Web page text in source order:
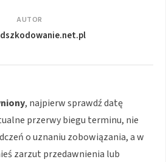
AUTOR
, najpierw sprawdź datę
przerwy biegu terminu, nie
o uznaniu zobowiązania, a w
zarzut przedawnienia lub